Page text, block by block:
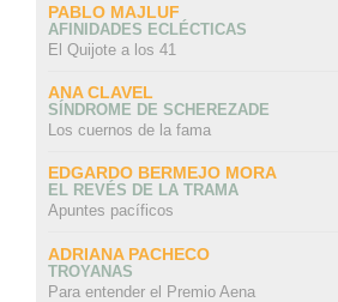
PABLO MAJLUF
AFINIDADES ECLÉCTICAS
El Quijote a los 41
ANA CLAVEL
SÍNDROME DE SCHEREZADE
Los cuernos de la fama
EDGARDO BERMEJO MORA
EL REVÉS DE LA TRAMA
Apuntes pacíficos
ADRIANA PACHECO
TROYANAS
Para entender el Premio Aena